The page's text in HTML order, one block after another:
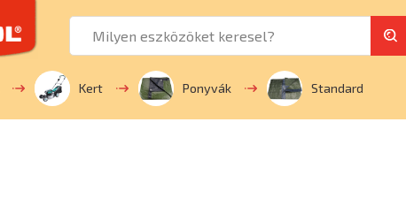
Kert Ponyvák Standard